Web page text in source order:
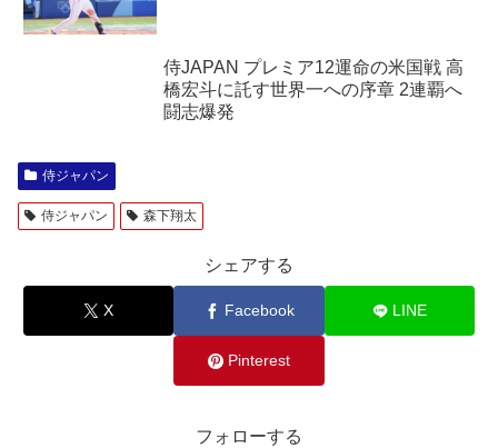
侍JAPAN プレミア12運命の米国戦 高
橋宏斗に託す世界一への序章 2連覇へ
闘志爆発
侍ジャパン
侍ジャパン 森下翔太
シェアする
X Facebook LINE
Pinterest
フォローする